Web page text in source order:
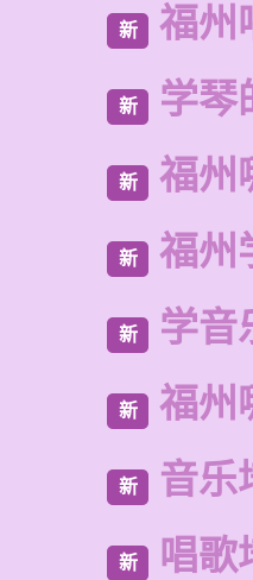
新 福州
新 学琴
新 福州
新 福州
新 学音
新 福州
新 音乐
新 唱歌